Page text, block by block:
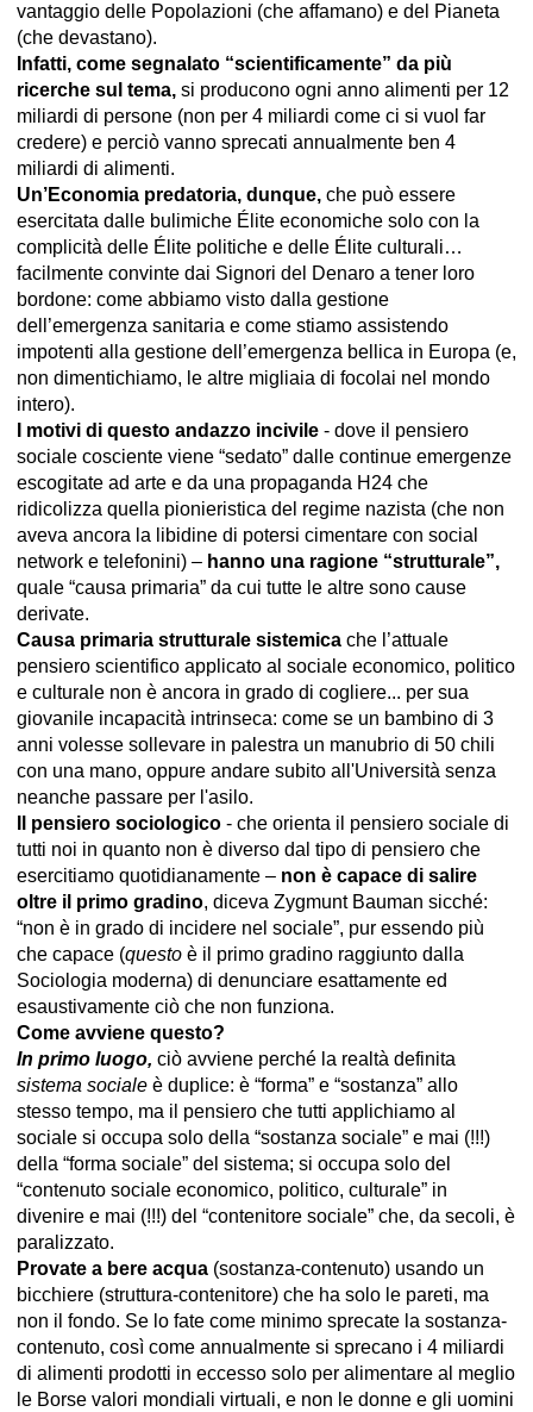
vantaggio delle Popolazioni (che affamano) e del Pianeta
(che devastano).
Infatti, come segnalato “scientificamente” da più
ricerche sul tema, si producono ogni anno alimenti per 12
miliardi di persone (non per 4 miliardi come ci si vuol far
credere) e perciò vanno sprecati annualmente ben 4
miliardi di alimenti.
Un’Economia predatoria, dunque, che può essere
esercitata dalle bulimiche Élite economiche solo con la
complicità delle Élite politiche e delle Élite culturali…
facilmente convinte dai Signori del Denaro a tener loro
bordone: come abbiamo visto dalla gestione
dell’emergenza sanitaria e come stiamo assistendo
impotenti alla gestione dell’emergenza bellica in Europa (e,
non dimentichiamo, le altre migliaia di focolai nel mondo
intero).
I motivi di questo andazzo incivile - dove il pensiero
sociale cosciente viene “sedato” dalle continue emergenze
escogitate ad arte e da una propaganda H24 che
ridicolizza quella pionieristica del regime nazista (che non
aveva ancora la libidine di potersi cimentare con social
network e telefonini) – hanno una ragione “strutturale”,
quale “causa primaria” da cui tutte le altre sono cause
derivate.
Causa primaria strutturale sistemica che l’attuale
pensiero scientifico applicato al sociale economico, politico
e culturale non è ancora in grado di cogliere... per sua
giovanile incapacità intrinseca: come se un bambino di 3
anni volesse sollevare in palestra un manubrio di 50 chili
con una mano, oppure andare subito all'Università senza
neanche passare per l'asilo.
Il pensiero sociologico - che orienta il pensiero sociale di
tutti noi in quanto non è diverso dal tipo di pensiero che
esercitiamo quotidianamente – non è capace di salire
oltre il primo gradino, diceva Zygmunt Bauman sicché:
“non è in grado di incidere nel sociale”, pur essendo più
che capace (questo è il primo gradino raggiunto dalla
Sociologia moderna) di denunciare esattamente ed
esaustivamente ciò che non funziona.
Come avviene questo?
In primo luogo, ciò avviene perché la realtà definita
sistema sociale è duplice: è “forma” e “sostanza” allo
stesso tempo, ma il pensiero che tutti applichiamo al
sociale si occupa solo della “sostanza sociale” e mai (!!!)
della “forma sociale” del sistema; si occupa solo del
“contenuto sociale economico, politico, culturale” in
divenire e mai (!!!) del “contenitore sociale” che, da secoli, è
paralizzato.
Provate a bere acqua (sostanza-contenuto) usando un
bicchiere (struttura-contenitore) che ha solo le pareti, ma
non il fondo. Se lo fate come minimo sprecate la sostanza-
contenuto, così come annualmente si sprecano i 4 miliardi
di alimenti prodotti in eccesso solo per alimentare al meglio
le Borse valori mondiali virtuali, e non le donne e gli uomini